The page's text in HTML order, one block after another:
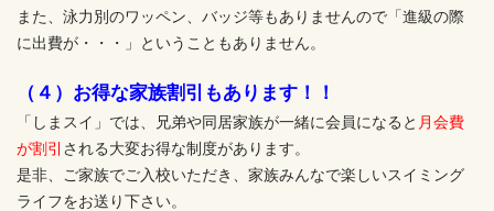
また、泳力別のワッペン、バッジ等もありませんので「進級の際
に出費が・・・」ということもありません。
（４）お得な家族割引もあります！！
「しまスイ」では、兄弟や同居家族が一緒に会員になると 月会費
が割引 される大変お得な制度があります。
是非、ご家族でご入校いただき、家族みんなで楽しいスイミング
ライフをお送り下さい。